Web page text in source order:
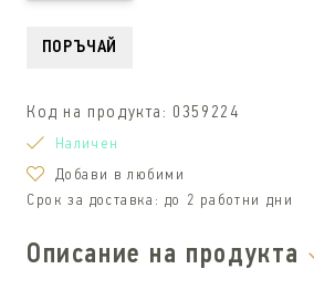
ПОРЪЧАЙ
Код на продукта: 0359224
Наличен
Добави в любими
Срок за доставка: до 2 работни дни
Описание на продукта